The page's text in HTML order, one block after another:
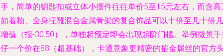
，简单的钥匙扣或立体小摆件往往单价5至15元左右，而含高
着釉、全身捏雕混合金属骨架的复合饰品可以十倍至几十倍几
值（报-30:50），单独起预定即会出现起阶门槛。举例微景
一个价在88（超基础），卡通意象更精密的掐金属丝的官方